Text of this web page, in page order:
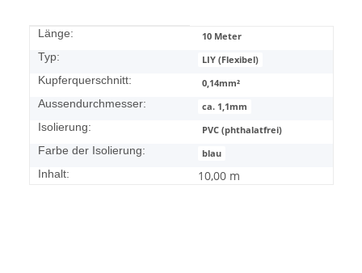
Produkteigenschaft
Wert
Länge: 10 Meter
Typ: LIY (Flexibel)
Kupferquerschnitt: 0,14mm²
Aussendurchmesser: ca. 1,1mm
Isolierung: PVC (phthalatfrei)
Farbe der Isolierung: blau
Inhalt: 10,00 m